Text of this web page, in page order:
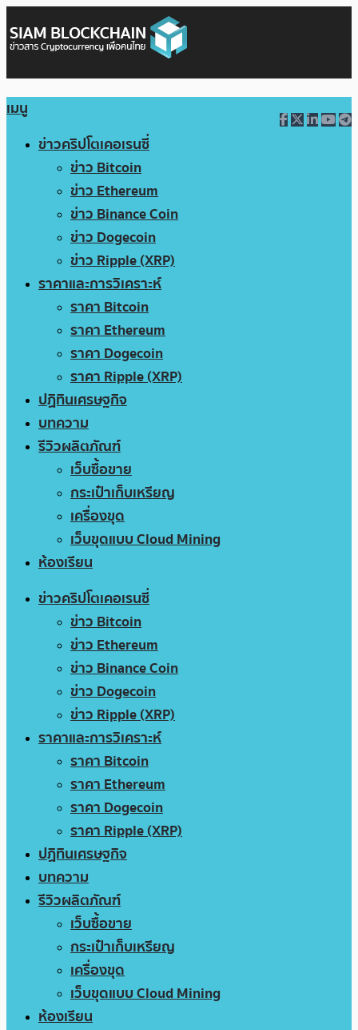
เมนู
ข่าวคริปโตเคอเรนซี่
ข่าว Bitcoin
ข่าว Ethereum
ข่าว Binance Coin
ข่าว Dogecoin
ข่าว Ripple (XRP)
ราคาและการวิเคราะห์
ราคา Bitcoin
ราคา Ethereum
ราคา Dogecoin
ราคา Ripple (XRP)
ปฏิทินเศรษฐกิจ
บทความ
รีวิวผลิตภัณฑ์
เว็บซื้อขาย
กระเป๋าเก็บเหรียญ
เครื่องขุด
เว็บขุดแบบ Cloud Mining
ห้องเรียน
ข่าวคริปโตเคอเรนซี่
ข่าว Bitcoin
ข่าว Ethereum
ข่าว Binance Coin
ข่าว Dogecoin
ข่าว Ripple (XRP)
ราคาและการวิเคราะห์
ราคา Bitcoin
ราคา Ethereum
ราคา Dogecoin
ราคา Ripple (XRP)
ปฏิทินเศรษฐกิจ
บทความ
รีวิวผลิตภัณฑ์
เว็บซื้อขาย
กระเป๋าเก็บเหรียญ
เครื่องขุด
เว็บขุดแบบ Cloud Mining
ห้องเรียน